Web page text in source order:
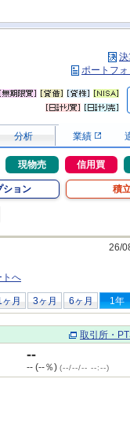
決
ポートフ
分析 業績
現物売 信用買
ション 積
26/
トへ
ヶ月 3ヶ月 6ヶ月 1年
取引所・
--
-- (--％) (--/--/-- --:--)